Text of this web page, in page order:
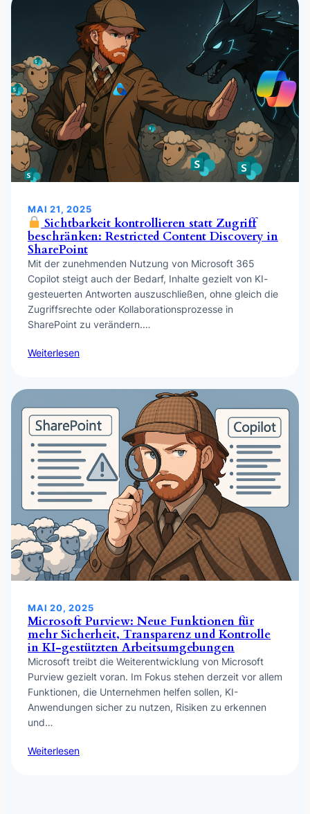
MAI 21, 2025
Sichtbarkeit kontrollieren statt Zugriff
beschränken: Restricted Content Discovery in
SharePoint
Mit der zunehmenden Nutzung von Microsoft 365
Copilot steigt auch der Bedarf, Inhalte gezielt von KI-
gesteuerten Antworten auszuschließen, ohne gleich die
Zugriffsrechte oder Kollaborationsprozesse in
SharePoint zu verändern.…
Weiterlesen
MAI 20, 2025
Microsoft Purview: Neue Funktionen für
mehr Sicherheit, Transparenz und Kontrolle
in KI-gestützten Arbeitsumgebungen
Microsoft treibt die Weiterentwicklung von Microsoft
Purview gezielt voran. Im Fokus stehen derzeit vor allem
Funktionen, die Unternehmen helfen sollen, KI-
Anwendungen sicher zu nutzen, Risiken zu erkennen
und…
Weiterlesen